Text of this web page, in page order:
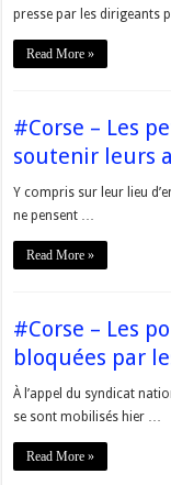
presse par les dirigeants
Read More »
#Corse – Les
soutenir leurs
Y compris sur leur lieu
ne pensent …
Read More »
#Corse – Les
bloquées par
À l’appel du syndicat
se sont mobilisés hier …
Read More »